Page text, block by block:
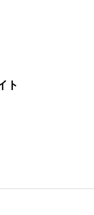
ト